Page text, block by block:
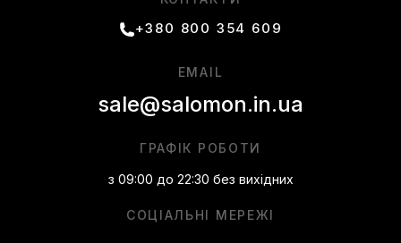
+380 800 354 609
СОЦІАЛЬНІ МЕРЕЖІ
ГРАФІК РОБОТИ
з 09:00 до 22:30 без вихідних
EMAIL
sale@salomon.in.ua